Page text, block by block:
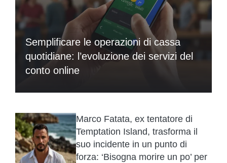
Semplificare le operazioni di cassa
quotidiane: l’evoluzione dei servizi del
conto online
Marco Fatata, ex tentatore di
Temptation Island, trasforma il
suo incidente in un punto di
forza: ‘Bisogna morire un po’ per